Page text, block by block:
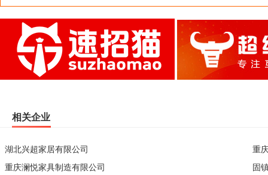
相关企业
湖北兴超家居有限公司
重庆澜悦家具制造有限公司
重
固